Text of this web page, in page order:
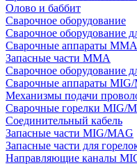
Олово и баббит
Сварочное оборудование
Сварочное оборудование
Сварочные аппараты MMA
Запасные части MMA
Сварочное оборудование
Сварочные аппараты
Механизмы подачи
Сварочные горелки MIG/
Соединительный кабель
Запасные части MIG/MAG
Запасные части для
Направляющие каналы